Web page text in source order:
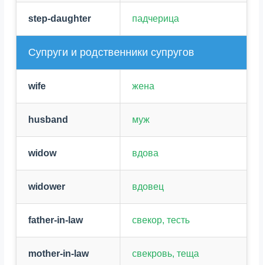
step-daughter падчерица
Супруги и родственники супругов
wife жена
husband муж
widow вдова
widower вдовец
father-in-law свекор, тесть
mother-in-law свекровь, теща